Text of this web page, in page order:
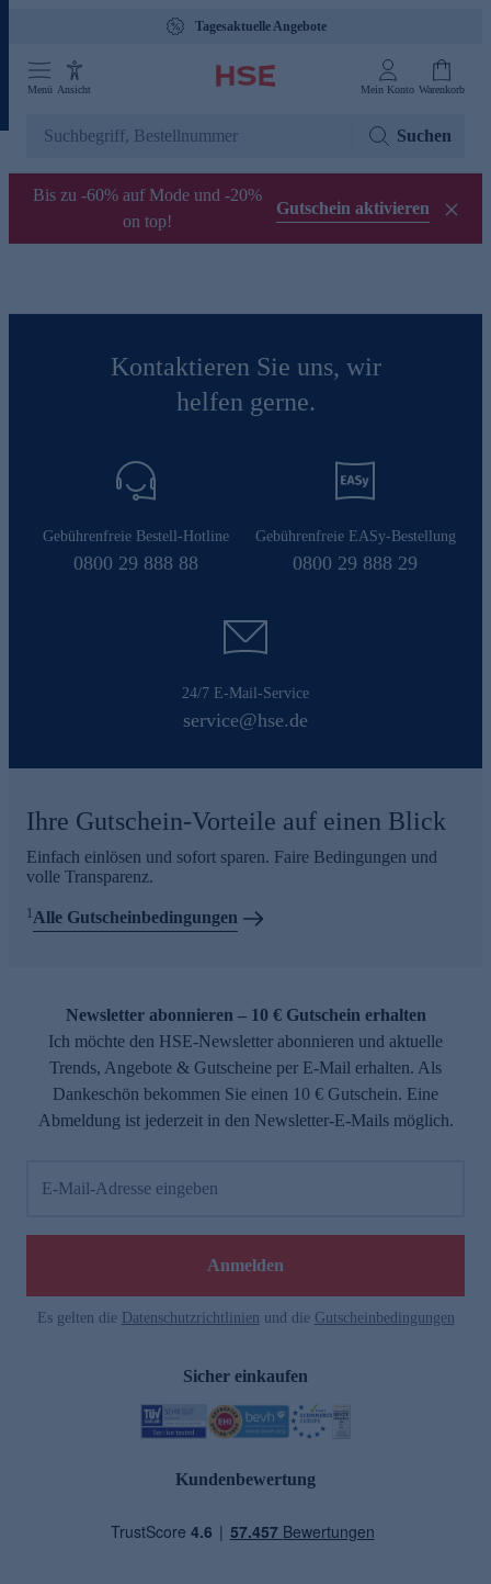
Tagesaktuelle Angebote
Menü Ansicht Mein Konto Warenkorb
Suchen
Bis zu -60% auf Mode und -20%
on top!
Gutschein aktivieren
Kontaktieren Sie uns, wir
helfen gerne.
Gebührenfreie Bestell-Hotline
0800 29 888 88
Gebührenfreie EASy-Bestellung
0800 29 888 29
24/7 E-Mail-Service
service@hse.de
Ihre Gutschein-Vorteile auf einen Blick
Einfach einlösen und sofort sparen. Faire Bedingungen und
volle Transparenz.
1Alle Gutscheinbedingungen
Newsletter abonnieren – 10 € Gutschein erhalten
Ich möchte den HSE-Newsletter abonnieren und aktuelle
Trends, Angebote & Gutscheine per E-Mail erhalten. Als
Dankeschön bekommen Sie einen 10 € Gutschein. Eine
Abmeldung ist jederzeit in den Newsletter-E-Mails möglich.
E-Mail-Adresse eingeben
Anmelden
Es gelten die Datenschutzrichtlinien und die Gutscheinbedingungen
Sicher einkaufen
Kundenbewertung